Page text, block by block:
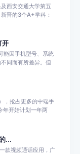
西安交通大学第五
晋的3个A+学科：
开
能因手机型号、系统
同而有所差异。但
，抢占更多的中端手
年开始计划一年两
...
款视频通话应用，广